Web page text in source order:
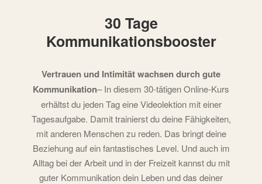
30 Tage
Kommunikationsbooster
Vertrauen und Intimität wachsen durch gute
Kommunikation– In diesem 30-tätigen Online-Kurs
erhältst du jeden Tag eine Videolektion mit einer
Tagesaufgabe. Damit trainierst du deine Fähigkeiten,
mit anderen Menschen zu reden. Das bringt deine
Beziehung auf ein fantastisches Level. Und auch im
Alltag bei der Arbeit und in der Freizeit kannst du mit
guter Kommunikation dein Leben und das deiner